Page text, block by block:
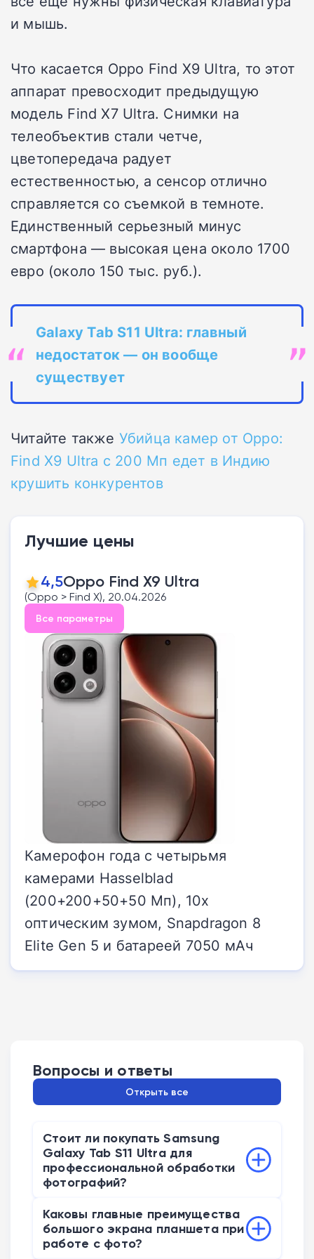
и мышь.
Что касается Oppo Find X9 Ultra, то этот
аппарат превосходит предыдущую
модель Find X7 Ultra. Снимки на
телеобъектив стали четче,
цветопередача радует
естественностью, а сенсор отлично
справляется со съемкой в темноте.
Единственный серьезный минус
смартфона — высокая цена около 1700
евро (около 150 тыс. руб.).
Galaxy Tab S11 Ultra: главный
недостаток — он вообще
существует
Читайте также Убийца камер от Oppo:
Find X9 Ultra с 200 Мп едет в Индию
крушить конкурентов
Лучшие цены
4,5Oppo Find X9 Ultra
(Oppo > Find X), 20.04.2026
Все параметры
Камерофон года с четырьмя
камерами Hasselblad
(200+200+50+50 Мп), 10x
оптическим зумом, Snapdragon 8
Elite Gen 5 и батареей 7050 мАч
Вопросы и ответы
Открыть все
Стоит ли покупать Samsung
Galaxy Tab S11 Ultra для
профессиональной обработки
фотографий?
Для сложной ретуши брать устройство
не стоит. Без физической мыши и
клавиатуры скорость работы падает в
Каковы главные преимущества
большого экрана планшета при
работе с фото?